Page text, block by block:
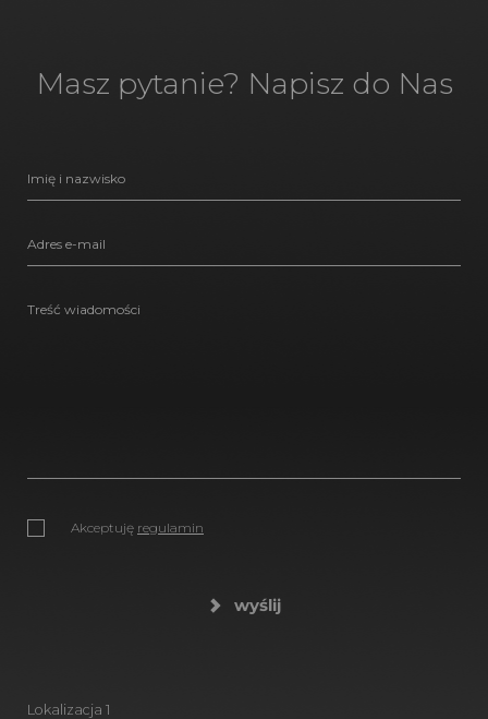
Lokalizacja 1
Masz pytanie? Napisz do Nas
Akceptuję regulamin
wyślij